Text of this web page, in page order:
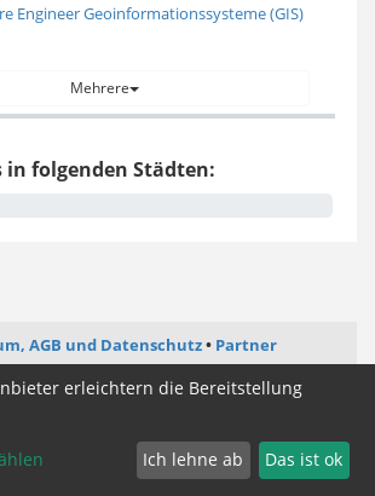
Engineer Geoinformationssysteme (GIS)
Mehrere
in folgenden Städten:
AGB und Datenschutz Partner
erleichtern die Bereitstellung
Ich lehne ab Das ist ok